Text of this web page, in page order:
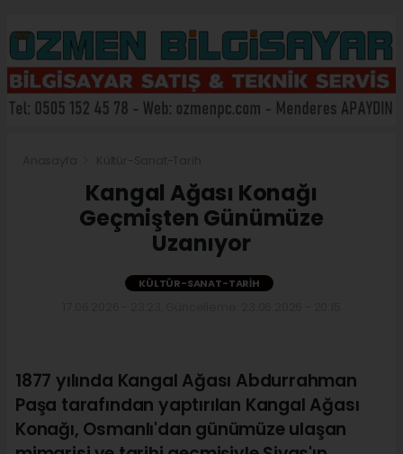
Kangal Ağası Konağı
Geçmişten Günümüze
Uzanıyor
KÜLTÜR-SANAT-TARIH
1877 yılında Kangal Ağası Abdurrahman
Paşa tarafından yaptırılan Kangal Ağası
Konağı, Osmanlı'dan günümüze ulaşan